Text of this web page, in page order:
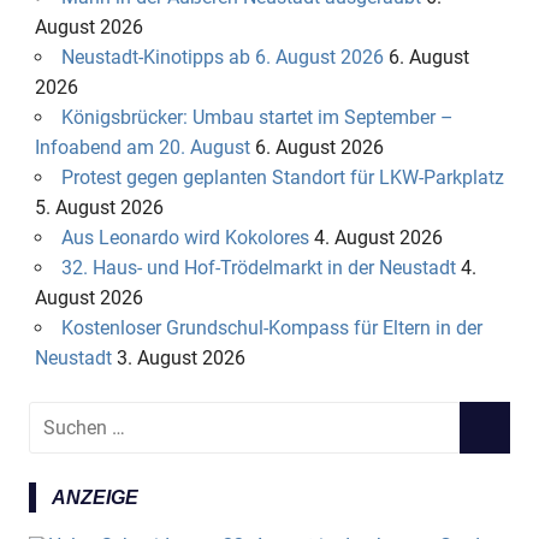
August 2026
Neustadt-Kinotipps ab 6. August 2026 6. August
2026
Königsbrücker: Umbau startet im September –
Infoabend am 20. August 6. August 2026
Protest gegen geplanten Standort für LKW-Parkplatz
5. August 2026
Aus Leonardo wird Kokolores 4. August 2026
32. Haus- und Hof-Trödelmarkt in der Neustadt 4.
August 2026
Kostenloser Grundschul-Kompass für Eltern in der
Neustadt 3. August 2026
c
h
ANZEIGE